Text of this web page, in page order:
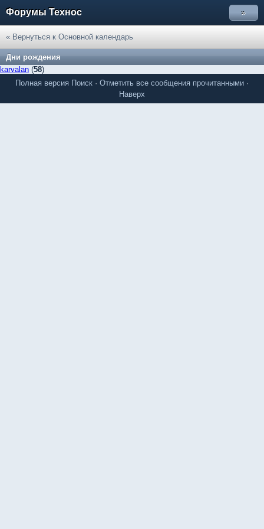
Форумы Технос »
« Вернуться к Основной календарь
Дни рождения
karvalan (58)
Полная версия Поиск · Отметить все сообщения прочитанными ·
Наверх